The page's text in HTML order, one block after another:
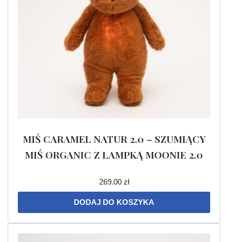
MIŚ CARAMEL NATUR 2.0 – SZUMIĄCY
MIŚ ORGANIC Z LAMPKĄ MOONIE 2.0
269.00 zł
DODAJ DO KOSZYKA